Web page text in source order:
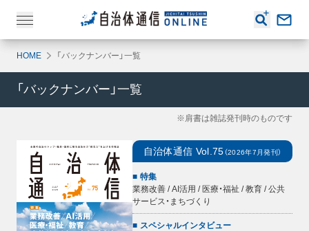
HOME 「バックナンバー」一覧
「バックナンバー」一覧
※肩書は雑誌発刊時のものです
自治体通信 Vol.75 （2026年7月発刊）
特集
業務改善 / AI活用 / 医療・福祉 / 教育 / 公共
サービス・まちづくり
スペシャルインタビュー